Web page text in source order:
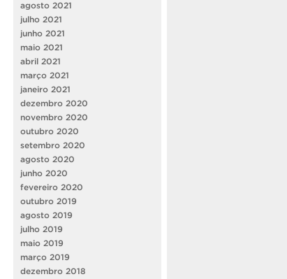
agosto 2021
julho 2021
junho 2021
maio 2021
abril 2021
março 2021
janeiro 2021
dezembro 2020
novembro 2020
outubro 2020
setembro 2020
agosto 2020
junho 2020
fevereiro 2020
outubro 2019
agosto 2019
julho 2019
maio 2019
março 2019
dezembro 2018